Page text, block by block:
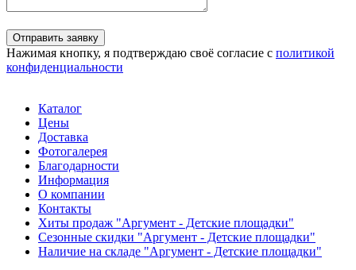
Отправить заявку
Нажимая кнопку, я подтверждаю своё согласие с политикой
конфиденциальности
Каталог
Цены
Доставка
Фотогалерея
Благодарности
Информация
О компании
Контакты
Хиты продаж "Аргумент - Детские площадки"
Сезонные скидки "Аргумент - Детские площадки"
Наличие на складе "Аргумент - Детские площадки"